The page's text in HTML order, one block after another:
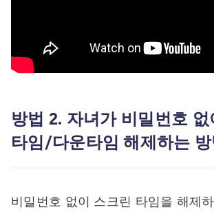
방법 2. 자녀가 비밀번호
타임/다운타임 해제하는 방
비밀번호 없이 스크린 타임을 해제